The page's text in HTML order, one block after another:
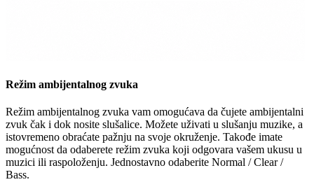
Režim ambijentalnog zvuka
Režim ambijentalnog zvuka vam omogućava da čujete ambijentalni
zvuk čak i dok nosite slušalice. Možete uživati u slušanju muzike, a
istovremeno obraćate pažnju na svoje okruženje. Takođe imate
mogućnost da odaberete režim zvuka koji odgovara vašem ukusu u
muzici ili raspoloženju. Jednostavno odaberite Normal / Clear /
Bass.